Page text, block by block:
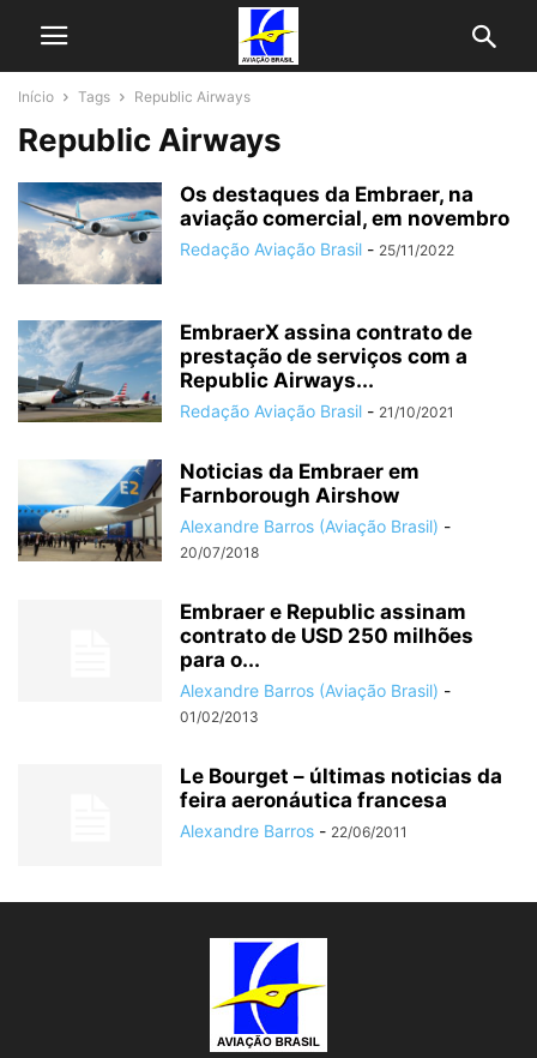
Início Tags Republic Airways
Republic Airways
Os destaques da Embraer, na
aviação comercial, em novembro
Redação Aviação Brasil - 25/11/2022
EmbraerX assina contrato de
prestação de serviços com a
Republic Airways...
Redação Aviação Brasil - 21/10/2021
Noticias da Embraer em
Farnborough Airshow
Alexandre Barros (Aviação Brasil) -
20/07/2018
Embraer e Republic assinam
contrato de USD 250 milhões
para o...
Alexandre Barros (Aviação Brasil) -
01/02/2013
Le Bourget – últimas noticias da
feira aeronáutica francesa
Alexandre Barros - 22/06/2011